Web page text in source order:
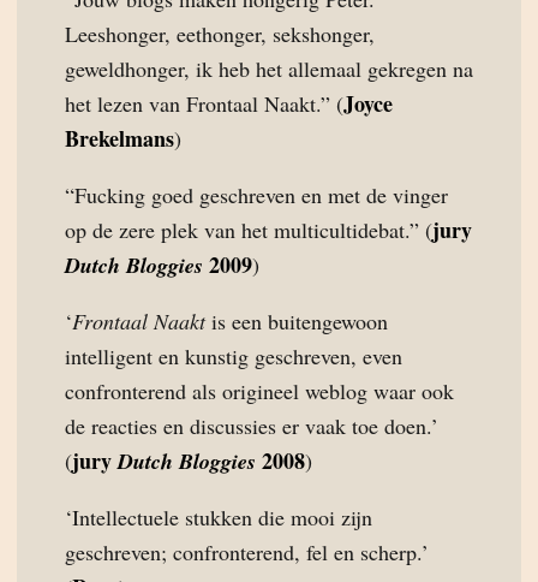
Leeshonger, eethonger, sekshonger,
geweldhonger, ik heb het allemaal gekregen na
het lezen van Frontaal Naakt.” (Joyce
Brekelmans)
“Fucking goed geschreven en met de vinger
op de zere plek van het multicultidebat.” (jury
Dutch Bloggies 2009)
‘Frontaal Naaktis een buitengewoon
intelligent en kunstig geschreven, even
confronterend als origineel weblog waar ook
de reacties en discussies er vaak toe doen.’
(juryDutch Bloggies 2008)
‘Intellectuele stukken die mooi zijn
geschreven; confronterend, fel en scherp.’